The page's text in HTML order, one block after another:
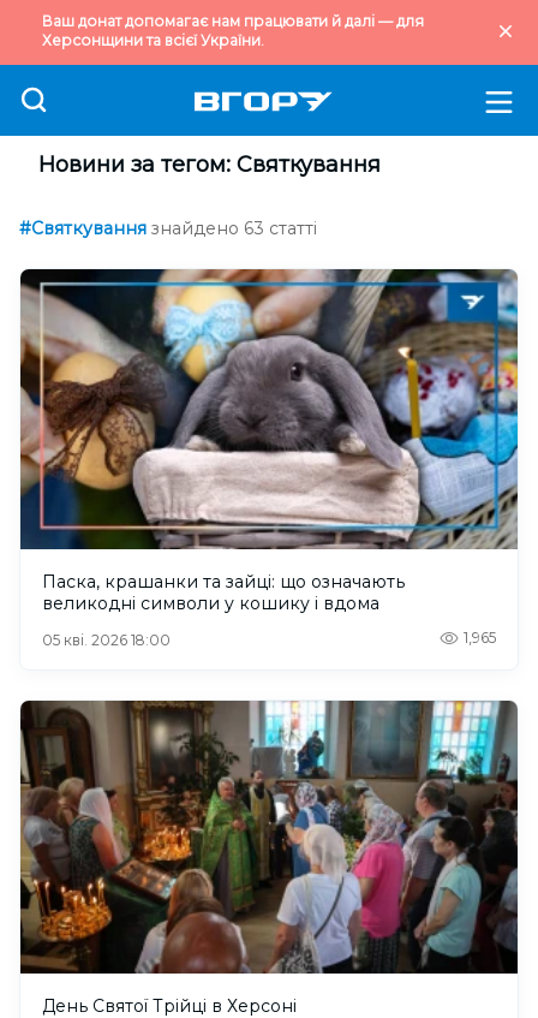
Ваш донат допомагає нам працювати й далі — для
Херсонщини та всієї України.
Новини за тегом: Святкування
#Святкування знайдено 63 статті
Паска, крашанки та зайці: що означають
великодні символи у кошику і вдома
05 кві. 2026 18:00 1,965
День Святої Трійці в Херсоні